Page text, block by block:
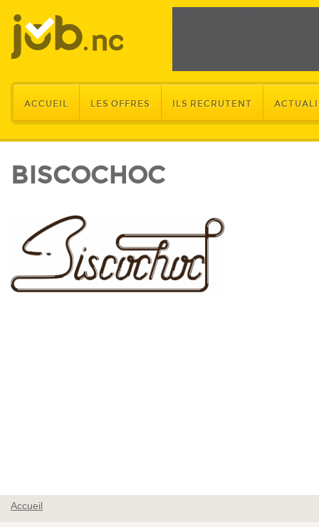
ACCUEIL LES OFFRES ILS RECRUTENT
BISCOCHOC
Accueil